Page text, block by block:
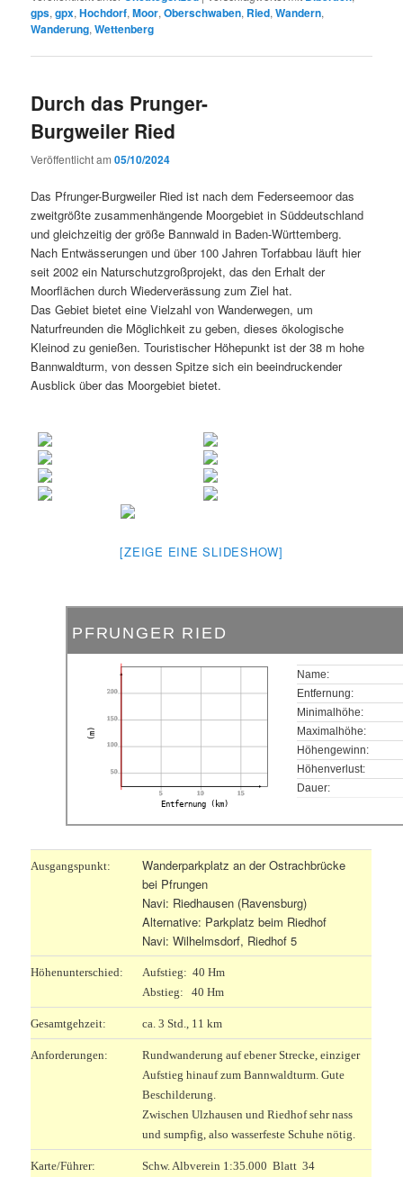
gps,gpx,Hochdorf,Moor,Oberschwaben, Ried,Wandern,
Wanderung,Wettenberg
Durch das Prunger-
Burgweiler Ried
Veröffentlicht am05/10/2024
Das Pfrunger-Burgweiler Ried ist nach dem Federseemoor das
zweitgrößte zusammenhängende Moorgebiet in Süddeutschland
und gleichzeitig der größe Bannwald in Baden-Württemberg.
Nach Entwässerungen und über 100 Jahren Torfabbau läuft hier
seit 2002 ein Naturschutzgroßprojekt, das den Erhalt der
Moorflächen durch Wiederverässung zum Ziel hat.
Das Gebiet bietet eine Vielzahl von Wanderwegen, um
Naturfreunden die Möglichkeit zu geben, dieses ökologische
Kleinod zu genießen. Touristischer Höhepunkt ist der 38 m hohe
Bannwaldturm, von dessen Spitze sich ein beeindruckender
Ausblick über das Moorgebiet bietet.
[ZEIGE EINE SLIDESHOW]
PFRUNGER RIED
50
100
150
200
5 10 15
Entfernung (km)
(m)
Name:
Entfernung:
Minimalhöhe:
Maximalhöhe:
Höhengewinn:
Höhenverlust:
Dauer:
Ausgangspunkt: Wanderparkplatz an der Ostrachbrücke
bei Pfrungen
Navi: Riedhausen (Ravensburg)
Alternative: Parkplatz beim Riedhof
Navi: Wilhelmsdorf, Riedhof 5
Höhenunterschied:
Aufstieg: 40 Hm
Abstieg: 40 Hm
Gesamtgehzeit: ca. 3 Std., 11 km
Anforderungen:
Rundwanderung auf ebener Strecke, einziger
Aufstieg hinauf zum Bannwaldturm. Gute
Beschilderung.
Zwischen Ulzhausen und Riedhof sehr nass
und sumpfig, also wasserfeste Schuhe nötig.
Karte/Führer:
Schw. Albverein 1:35.000 Blatt 34